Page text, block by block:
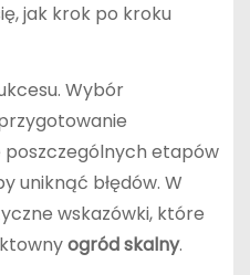
jak krok po kroku
Wybór
poszczególnych etapów
uniknąć błędów. W
wskazówki, które
ogród skalny.